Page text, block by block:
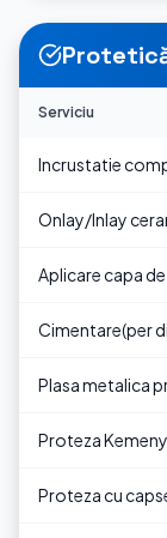
Serviciu
Incrustatie
Onlay/Inlay
Aplicare capa
Cimentare(per
Plasa metalica
Proteza Kemeny
Proteza cu